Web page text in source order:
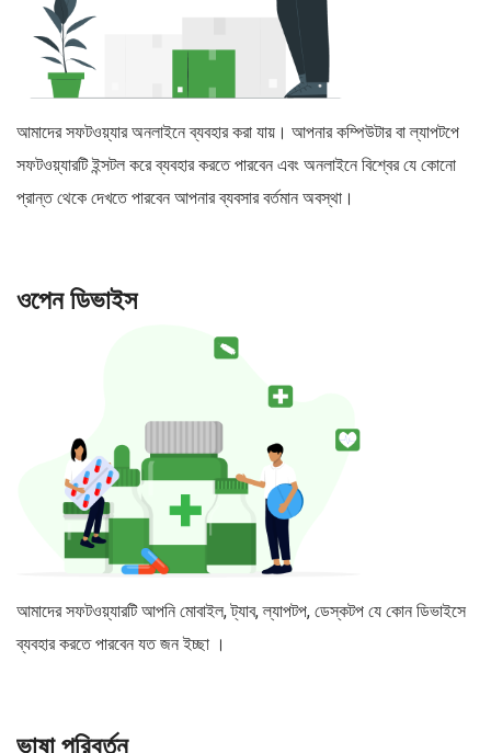
আমাদের সফটওয়্যার অনলাইনে ব্যবহার করা যায়। আপনার কম্পিউটার বা ল্যাপটপে
সফটওয়্যারটি ইন্সটল করে ব্যবহার করতে পারবেন এবং অনলাইনে বিশ্বের যে কোনো
প্রান্ত থেকে দেখতে পারবেন আপনার ব্যবসার বর্তমান অবস্থা।
ওপেন ডিভাইস
আমাদের সফটওয়্যারটি আপনি মোবাইল, ট্যাব, ল্যাপটপ, ডেস্কটপ যে কোন ডিভাইসে
ব্যবহার করতে পারবেন যত জন ইচ্ছা ।